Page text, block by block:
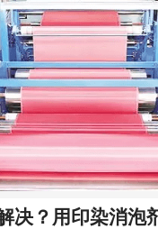
决？用印染消泡